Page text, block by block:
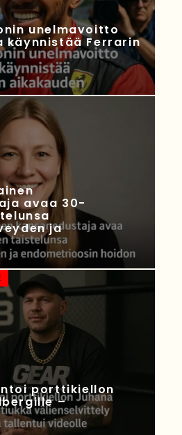
unelmavoitto
käynnistää Ferrarin
avaa 30-
ja
porttikiellon
–